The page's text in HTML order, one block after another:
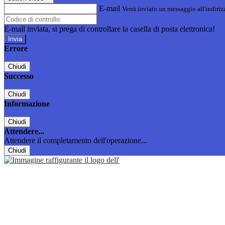
E-mail Verrà inviato un messaggio
E-mail inviata, si prega di controllare la casella di posta elettronica!
Errore
Chiudi
Successo
Chiudi
Informazione
Chiudi
Attendere...
Attendere il completamento dell'operazione...
Chiudi